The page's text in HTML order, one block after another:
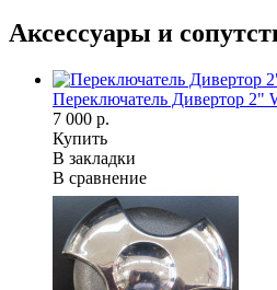
Аксессуары и
Переключатель Дивертор 2"
7 000 р.
Купить
В закладки
В сравнение